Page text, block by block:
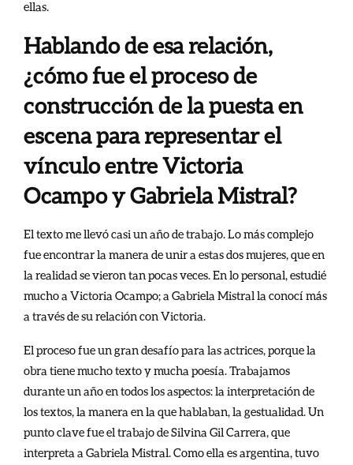
ellas.
Hablando de esa relación,
¿cómo fue el proceso de
construcción de la puesta en
escena para representar el
vínculo entre Victoria
Ocampo y Gabriela Mistral?
El texto me llevó casi un año de trabajo. Lo más complejo
fue encontrar la manera de unir a estas dos mujeres, que en
la realidad se vieron tan pocas veces. En lo personal, estudié
mucho a Victoria Ocampo; a Gabriela Mistral la conocí más
a través de su relación con Victoria.
El proceso fue un gran desafío para las actrices, porque la
obra tiene mucho texto y mucha poesía. Trabajamos
durante un año en todos los aspectos: la interpretación de
los textos, la manera en la que hablaban, la gestualidad. Un
punto clave fue el trabajo de Silvina Gil Carrera, que
interpreta a Gabriela Mistral. Como ella es argentina, tuvo